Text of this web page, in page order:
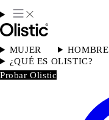
MUJER HOMBRE
¿QUÉ ES OLISTIC?
Probar Olistic